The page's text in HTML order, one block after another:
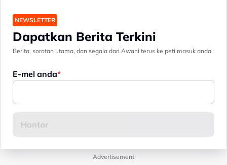
NEWSLETTER
Dapatkan Berita Terkini
Berita, sorotan utama, dan segala dari Awani terus ke peti masuk anda.
E-mel anda
Advertisement